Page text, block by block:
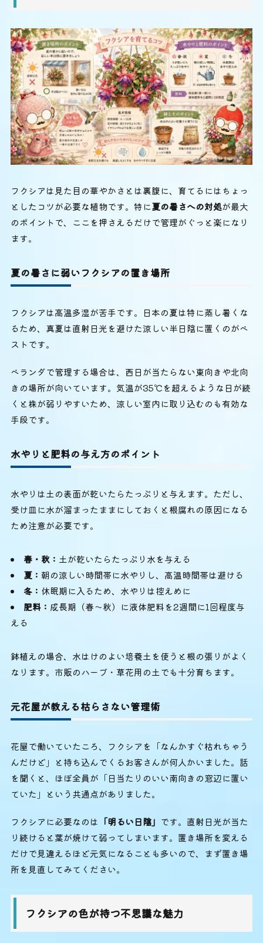
フクシアは見た目の華やかさとは裏腹に、育てるにはちょっ
としたコツが必要な植物です。特に夏の暑さへの対処が最大
のポイントで、ここを押さえるだけで管理がぐっと楽になり
ます。
夏の暑さに弱いフクシアの置き場所
フクシアは高温多湿が苦手です。日本の夏は特に蒸し暑くな
るため、真夏は直射日光を避けた涼しい半日陰に置くのがベ
ストです。
ベランダで管理する場合は、西日が当たらない東向きや北向
きの場所が向いています。気温が35℃を超えるような日が続
くと株が弱りやすいため、涼しい室内に取り込むのも有効な
手段です。
水やりと肥料の与え方のポイント
水やりは土の表面が乾いたらたっぷりと与えます。ただし、
受け皿に水が溜まったままにしておくと根腐れの原因になる
ため注意が必要です。
春・秋： 土が乾いたらたっぷり水を与える
夏： 朝の涼しい時間帯に水やりし、高温時間帯は避ける
冬： 休眠期に入るため、水やりは控えめに
肥料： 成長期（春〜秋）に液体肥料を2週間に1回程度与
える
鉢植えの場合、水はけのよい培養土を使うと根の張りがよく
なります。市販のハーブ・草花用の土でも十分育ちます。
元花屋が教える枯らさない管理術
花屋で働いていたころ、フクシアを「なんかすぐ枯れちゃう
んだけど」と持ち込んでくるお客さんが何人かいました。話
を聞くと、ほぼ全員が「日当たりのいい南向きの窓辺に置い
ていた」という共通点がありました。
フクシアに必要なのは 「明るい日陰」 です。直射日光が当た
り続けると葉が焼けて弱ってしまいます。置き場所を変える
だけで見違えるほど元気になることも多いので、まず置き場
所を見直してみてください。
フクシアの色が持つ不思議な魅力